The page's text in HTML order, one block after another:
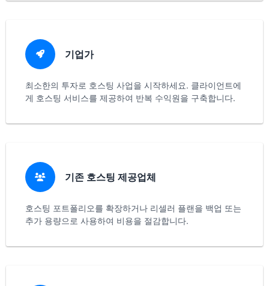
기업가
최소한의 투자로 호스팅 사업을 시작하세요. 클라이언트에
게 호스팅 서비스를 제공하여 반복 수익원을 구축합니다.
기존 호스팅 제공업체
호스팅 포트폴리오를 확장하거나 리셀러 플랜을 백업 또는
추가 용량으로 사용하여 비용을 절감합니다.